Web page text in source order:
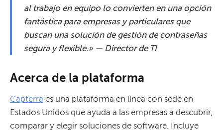
al trabajo en equipo lo convierten en una opción
fantástica para empresas y particulares que
buscan una solución de gestión de contraseñas
segura y flexible.» — Director de TI
Acerca de la plataforma
Capterra es una plataforma en línea con sede en
Estados Unidos que ayuda a las empresas a descubrir,
comparar y elegir soluciones de software. Incluye